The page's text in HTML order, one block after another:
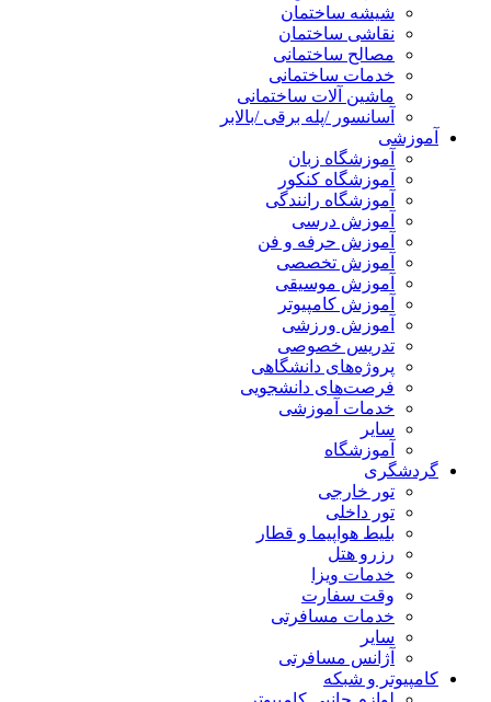
شیشه ساختمان
نقاشی ساختمان
مصالح ساختمانی
خدمات ساختمانی
ماشین آلات ساختمانی
آسانسور /پله برقی /بالابر
آموزشی
آموزشگاه زبان
آموزشگاه کنکور
آموزشگاه رانندگی
آموزش درسی
آموزش حرفه و فن
آموزش تخصصی
آموزش موسیقی
آموزش کامپیوتر
آموزش ورزشی
تدریس خصوصی
پروژه‌های دانشگاهی
فرصت‌های دانشجویی
خدمات آموزشی
سایر
آموزشگاه
گردشگری
تور خارجی
تور داخلی
بلیط هواپیما و قطار
رزرو هتل
خدمات ویزا
وقت سفارت
خدمات مسافرتی
سایر
آژانس مسافرتی
کامپیوتر و شبکه